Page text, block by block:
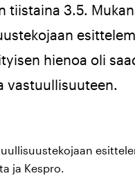
tiistaina 3.5.
hienoa oli
vastuullisuuteen.
ja Kespro.